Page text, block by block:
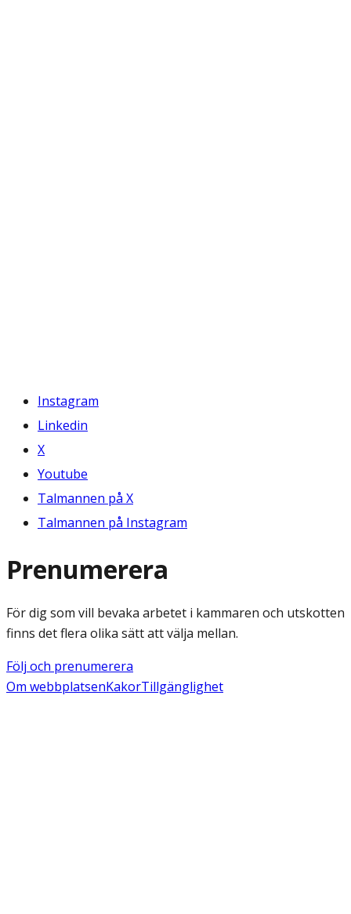
Instagram
Linkedin
X
Youtube
Talmannen på X
Talmannen på Instagram
Prenumerera
För dig som vill bevaka arbetet i kammaren och utskotten
finns det flera olika sätt att välja mellan.
Följ och prenumerera
Om webbplatsenKakorTillgänglighet